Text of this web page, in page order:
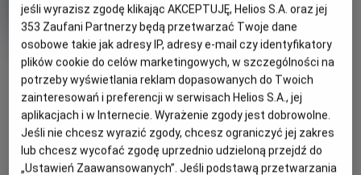
trwania
i
rok
produkcji
PREMIERA
4 września 2025
REŻYSERIA
Антон Птушкін
WIĘCEJ SZCZEGÓŁÓW
WYBIERZ SWOJE KINO
ABY ZOBACZYĆ GODZINY SEANSÓW
jeśli wyrazisz zgodę klikając AKCEPTUJĘ, Helios S.A. oraz jej
353 Zaufani Partnerzy będą przetwarzać Twoje dane
osobowe takie jak adresy IP, adresy e-mail czy identyfikatory
plików cookie do celów marketingowych, w szczególności na
potrzeby wyświetlania reklam dopasowanych do Twoich
zainteresowań i preferencji w serwisach Helios S.A., jej
aplikacjach i w Internecie. Wyrażenie zgody jest dobrowolne.
Jeśli nie chcesz wyrazić zgody, chcesz ograniczyć jej zakres
lub chcesz wycofać zgodę uprzednio udzieloną przejdź do
„Ustawień Zaawansowanych”. Jeśli podstawą przetwarzania